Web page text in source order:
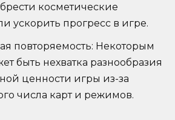
косметические
ускорить прогресс в игре.
повторяемость: Некоторым
быть нехватка разнообразия
ценности игры из-за
числа карт и режимов.